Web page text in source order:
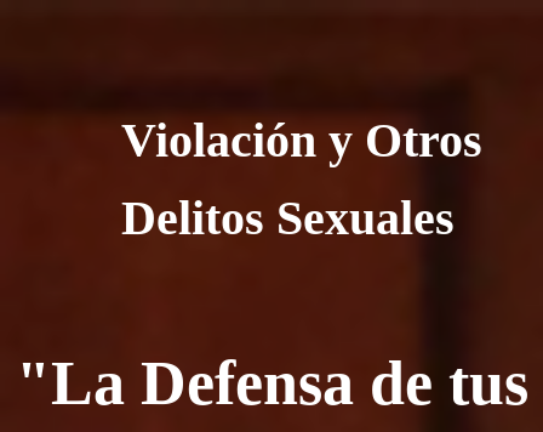
Violación y Otros
Delitos Sexuales
"La Defensa de tus